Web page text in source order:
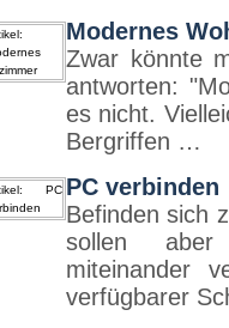
Modernes
Zwar könnte
antworten:
es nicht.
Bergriffen …
PC verbinden
Befinden sich
sollen aber
miteinander
verfügbarer